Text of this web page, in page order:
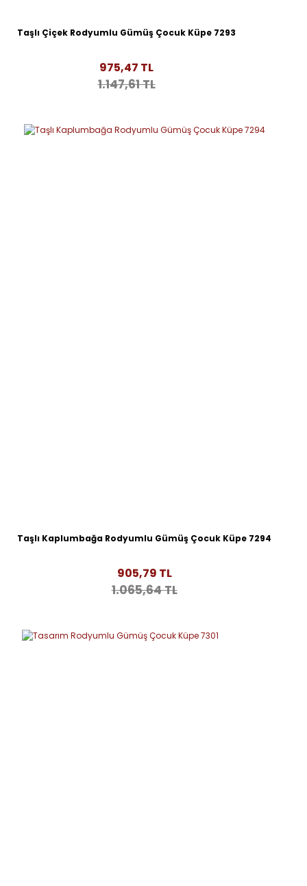
Taşlı Çiçek Rodyumlu Gümüş Çocuk Küpe 7293
975,47 TL
1.147,61 TL
Taşlı Kaplumbağa Rodyumlu Gümüş Çocuk Küpe 7294
905,79 TL
1.065,64 TL